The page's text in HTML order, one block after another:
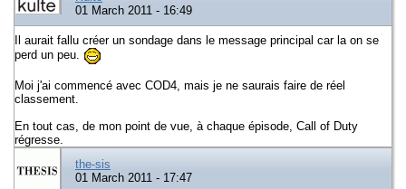
01 March 2011 - 16:49
Il aurait fallu créer un sondage dans le message principal car la on se
perd un peu.
Moi j'ai commencé avec COD4, mais je ne saurais faire de réel
classement.
En tout cas, de mon point de vue, à chaque épisode, Call of Duty
régresse.
the-sis
01 March 2011 - 17:47